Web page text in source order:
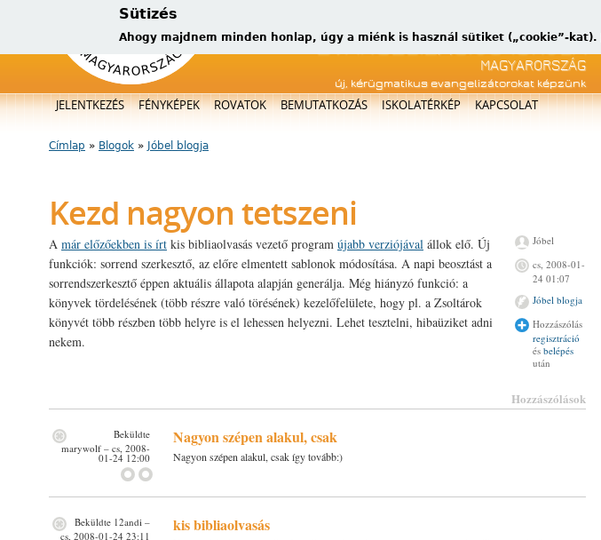
Sütizés
Ahogy majdnem minden honlap, úgy a miénk is használ sütiket („cookie”-kat).
új, kérügmatikus evangelizátorokat képzünk
Főmenü
JELENTKEZÉS FÉNYKÉPEK ROVATOK BEMUTATKOZÁS ISKOLATÉRKÉP KAPCSOLAT
Jelenlegi hely
Címlap » Blogok » Jóbel blogja
Kezd nagyon tetszeni
A már előzőekben is írt kis bibliaolvasás vezető program újabb verziójával állok elő. Új
funkciók: sorrend szerkesztő, az előre elmentett sablonok módosítása. A napi beosztást a
sorrendszerkesztő éppen aktuális állapota alapján generálja. Még hiányzó funkció: a
könyvek tördelésének (több részre való törésének) kezelőfelülete, hogy pl. a Zsoltárok
könyvét több részben több helyre is el lehessen helyezni. Lehet tesztelni, hibaüziket adni
nekem.
Jóbel
cs, 2008-01-
24 01:07
Jóbel blogja
Hozzászólás
regisztráció
és belépés
után
Hozzászólások
Nagyon szépen alakul, csak
Nagyon szépen alakul, csak így tovább:)
Beküldte
marywolf – cs, 2008-
01-24 12:00
kis bibliaolvasás
Beküldte 12andi –
cs, 2008-01-24 23:11